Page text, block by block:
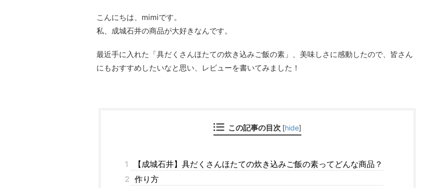
こんにちは、mimiです。
私、成城石井の商品が大好きなんです。
最近手に入れた「具だくさんほたての炊き込みご飯の素」、美味しさに感動したので、皆さん
にもおすすめしたいなと思い、レビューを書いてみました！
この記事の目次 [hide]
1
【成城石井】具だくさんほたての炊き込みご飯の素ってどんな商品？
2 作り方